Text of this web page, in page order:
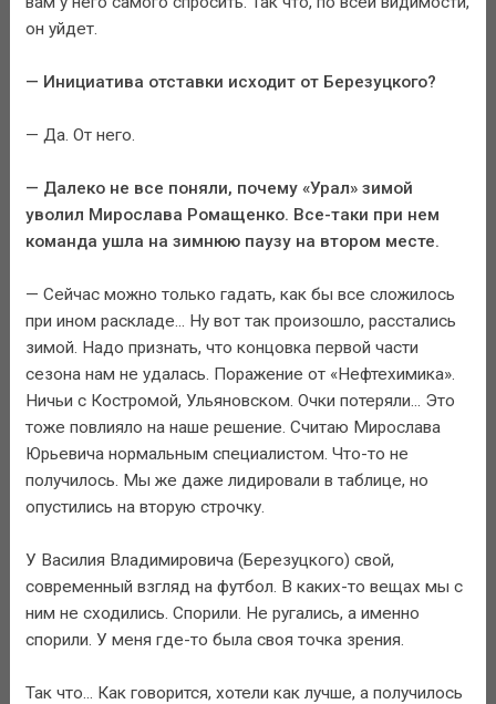
он уйдет.
— Инициатива отставки исходит от Березуцкого?
— Да. От него.
— Далеко не все поняли, почему «Урал» зимой
уволил Мирослава Ромащенко. Все-таки при нем
команда ушла на зимнюю паузу на втором месте.
— Сейчас можно только гадать, как бы все сложилось
при ином раскладе... Ну вот так произошло, расстались
зимой. Надо признать, что концовка первой части
сезона нам не удалась. Поражение от «Нефтехимика».
Ничьи с Костромой, Ульяновском. Очки потеряли... Это
тоже повлияло на наше решение. Считаю Мирослава
Юрьевича нормальным специалистом. Что-то не
получилось. Мы же даже лидировали в таблице, но
опустились на вторую строчку.
У Василия Владимировича (Березуцкого) свой,
современный взгляд на футбол. В каких-то вещах мы с
ним не сходились. Спорили. Не ругались, а именно
спорили. У меня где-то была своя точка зрения.
Так что... Как говорится, хотели как лучше, а получилось